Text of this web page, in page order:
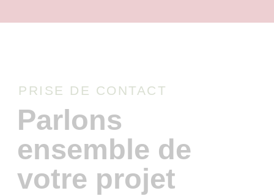
PRISE DE CONTACT
Parlons
ensemble de
votre projet